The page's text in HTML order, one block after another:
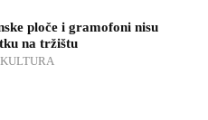
ploče i gramofoni nisu
na tržištu
KULTURA